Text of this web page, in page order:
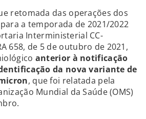
retomada das operações dos
a temporada de 2021/2022
Interministerial CC-
658, de 5 de outubro de 2021,
anterior à notificação
da nova variante de
, que foi relatada pela
Mundial da Saúde (OMS)